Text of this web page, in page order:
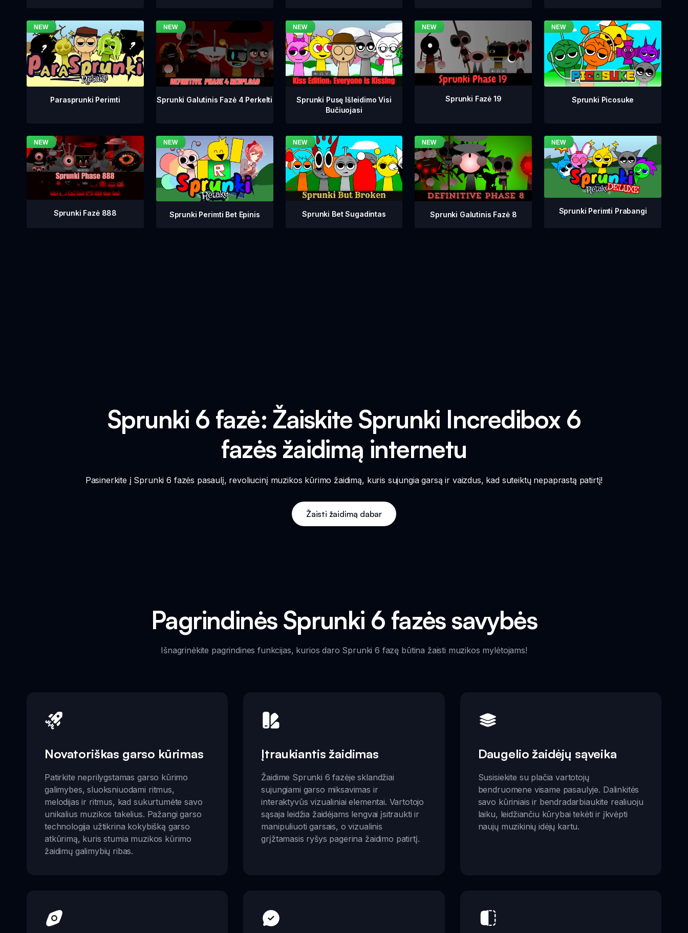
Parasprunki Perimti Sprunki Galutinis Fazė 4 Perkelti
Sprunki Pusę Išleidimo Visi
Bučiuojasi
Sprunki Fazė 19 Sprunki Picosuke
Sprunki Fazė 888 Sprunki Perimti Bet Epinis Sprunki Bet Sugadintas Sprunki Galutinis Fazė 8 Sprunki Perimti Prabangi
Sprunki 6 fazė: Žaiskite Sprunki Incredibox 6
fazės žaidimą internetu
Pasinerkite į Sprunki 6 fazės pasaulį, revoliucinį muzikos kūrimo žaidimą, kuris sujungia garsą ir vaizdus, kad suteiktų nepaprastą patirtį!
Žaisti žaidimą dabar
Pagrindinės Sprunki 6 fazės savybės
Išnagrinėkite pagrindines funkcijas, kurios daro Sprunki 6 fazę būtina žaisti muzikos mylėtojams!
Novatoriškas garso kūrimas
Patirkite neprilygstamas garso kūrimo
galimybes, sluoksniuodami ritmus,
melodijas ir ritmus, kad sukurtumėte savo
unikalius muzikos takelius. Pažangi garso
technologija užtikrina kokybišką garso
atkūrimą, kuris stumia muzikos kūrimo
žaidimų galimybių ribas.
Įtraukiantis žaidimas
Žaidime Sprunki 6 fazėje sklandžiai
sujungiami garso miksavimas ir
interaktyvūs vizualiniai elementai. Vartotojo
sąsaja leidžia žaidėjams lengvai įsitraukti ir
manipuliuoti garsais, o vizualinis
grįžtamasis ryšys pagerina žaidimo patirtį.
Daugelio žaidėjų sąveika
Susisiekite su plačia vartotojų
bendruomene visame pasaulyje. Dalinkitės
savo kūriniais ir bendradarbiaukite realiuoju
laiku, leidžiančiu kūrybai tekėti ir įkvėpti
naujų muzikinių idėjų kartu.